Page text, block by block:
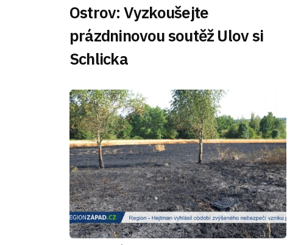
Ostrov: Vyzkoušejte
prázdninovou soutěž Ulov si
Schlicka